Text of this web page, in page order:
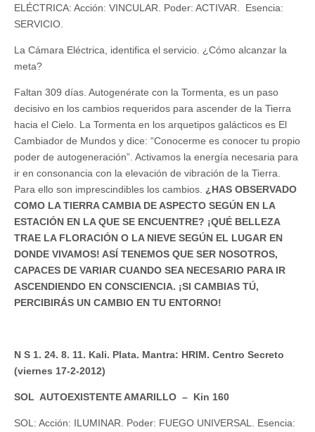
ELÉCTRICA: Acción: VINCULAR. Poder: ACTIVAR. Esencia:
SERVICIO.
La Cámara Eléctrica, identifica el servicio. ¿Cómo alcanzar la
meta?
Faltan 309 días. Autogenérate con la Tormenta, es un paso
decisivo en los cambios requeridos para ascender de la Tierra
hacia el Cielo. La Tormenta en los arquetipos galácticos es El
Cambiador de Mundos y dice: “Conocerme es conocer tu propio
poder de autogeneración”. Activamos la energía necesaria para
ir en consonancia con la elevación de vibración de la Tierra.
Para ello son imprescindibles los cambios. ¿HAS OBSERVADO
COMO LA TIERRA CAMBIA DE ASPECTO SEGÚN EN LA
ESTACIÓN EN LA QUE SE ENCUENTRE? ¡QUÉ BELLEZA
TRAE LA FLORACIÓN O LA NIEVE SEGÚN EL LUGAR EN
DONDE VIVAMOS! ASÍ TENEMOS QUE SER NOSOTROS,
CAPACES DE VARIAR CUANDO SEA NECESARIO PARA IR
ASCENDIENDO EN CONSCIENCIA. ¡SI CAMBIAS TÚ,
PERCIBIRÁS UN CAMBIO EN TU ENTORNO!
N S 1. 24. 8. 11. Kali. Plata. Mantra: HRIM. Centro Secreto
(viernes 17-2-2012)
SOL AUTOEXISTENTE AMARILLO – Kin 160
SOL: Acción: ILUMINAR. Poder: FUEGO UNIVERSAL. Esencia: